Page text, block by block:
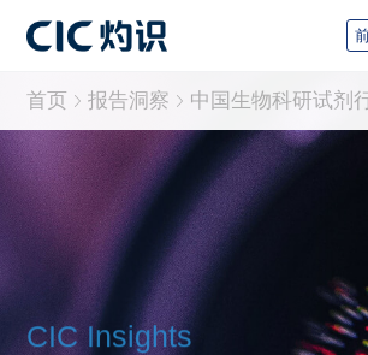
CIC Insights
首页 报告洞察